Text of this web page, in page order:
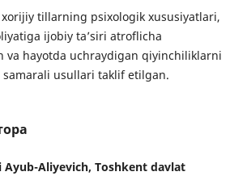
tillarning psixologik xususiyatlari,
ijobiy taʼsiri atroflicha
va hayotda uchraydigan qiyinchiliklarni
usullari taklif etilgan.
Ayub-Aliyevich, Toshkent davlat